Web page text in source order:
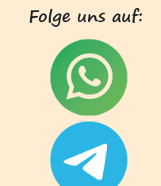
Folge uns auf: